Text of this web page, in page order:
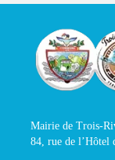
Mairie de Trois-
84, rue de l’Hôtel